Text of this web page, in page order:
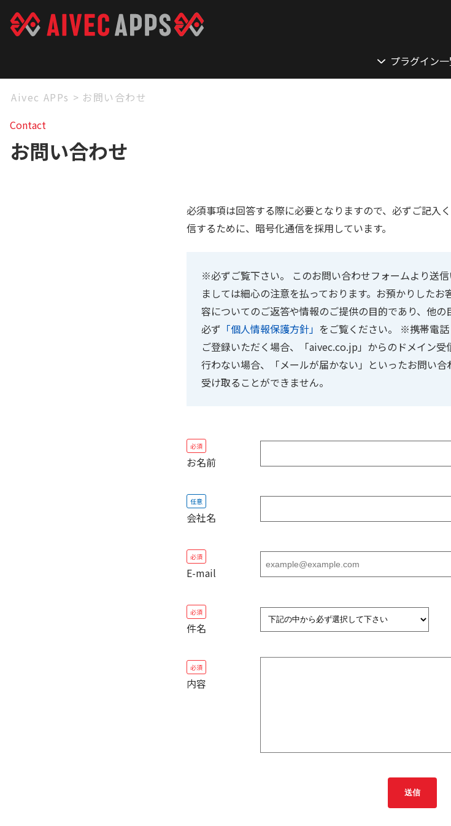
プラグイン
Aivec APPs > お問い合わせ
Contact
お問い合わせ
必須事項は回答する際に必要となりますので、必ずご記入
信するために、暗号化通信を採用しています。
※必ずご覧下さい。 このお問い合わせフォームより送
ましては細心の注意を払っております。お預かりした
容についてのご返答や情報のご提供の目的であり、他の
必ず 「個人情報保護方針」 をご覧ください。 ※携帯電
ご登録いただく場合、「aivec.co.jp」からのドメイン
行わない場合、「メールが届かない」といったお問い
受け取ることができません。
必須
お名前
任意
会社名
必須
E-mail
必須
件名
必須
内容